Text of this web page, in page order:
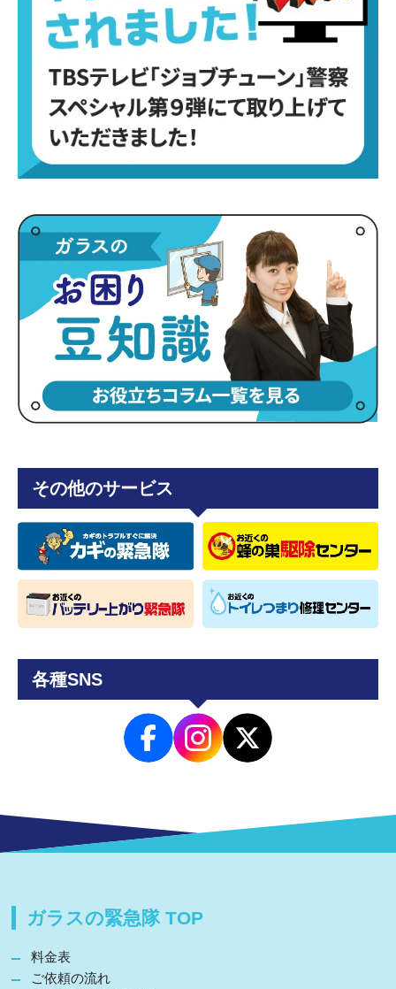
その他のサービス
各種SNS
ガラスの緊急隊 TOP
料金表
ご依頼の流れ